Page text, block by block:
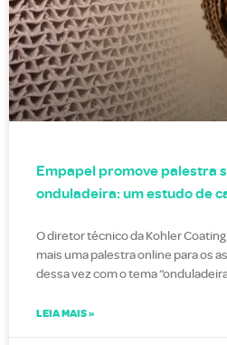
Empapel promove palestra
onduladeira: um estudo de
O diretor técnico da Kohler
mais uma palestra online para os
dessa vez com o tema
LEIA MAIS »